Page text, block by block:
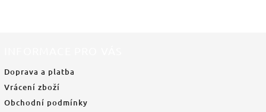
Doprava a platba
Vrácení zboží
Obchodní podmínky